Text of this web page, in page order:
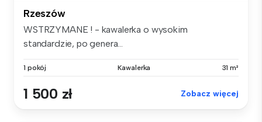
Rzeszów
WSTRZYMANE ! - kawalerka o wysokim
standardzie, po genera...
1 pokój Kawalerka 31 m²
1 500 zł Zobacz więcej